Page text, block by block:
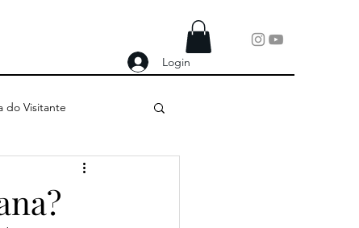
Login
do Visitante